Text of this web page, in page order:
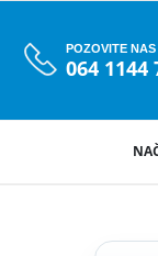
POZOVITE NAS
064 1144